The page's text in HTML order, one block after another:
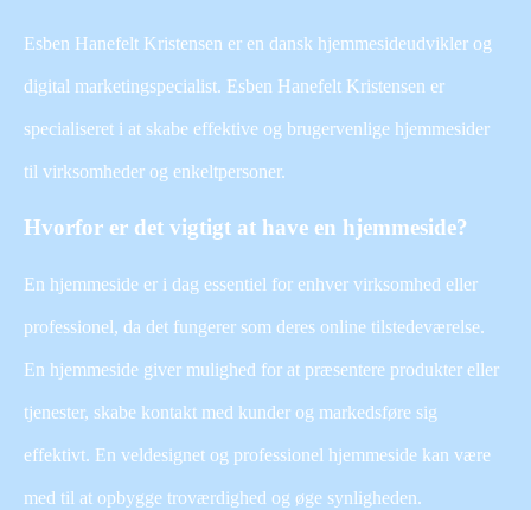
Esben Hanefelt Kristensen er en dansk hjemmesideudvikler og
digital marketingspecialist. Esben Hanefelt Kristensen er
specialiseret i at skabe effektive og brugervenlige hjemmesider
til virksomheder og enkeltpersoner.
Hvorfor er det vigtigt at have en hjemmeside?
En hjemmeside er i dag essentiel for enhver virksomhed eller
professionel, da det fungerer som deres online tilstedeværelse.
En hjemmeside giver mulighed for at præsentere produkter eller
tjenester, skabe kontakt med kunder og markedsføre sig
effektivt. En veldesignet og professionel hjemmeside kan være
med til at opbygge troværdighed og øge synligheden.